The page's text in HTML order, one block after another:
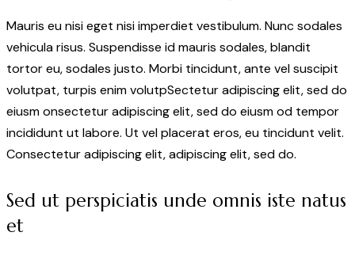
Mauris eu nisi eget nisi imperdiet vestibulum. Nunc sodales
vehicula risus. Suspendisse id mauris sodales, blandit
tortor eu, sodales justo. Morbi tincidunt, ante vel suscipit
volutpat, turpis enim volutpSectetur adipiscing elit, sed do
eiusm onsectetur adipiscing elit, sed do eiusm od tempor
incididunt ut labore. Ut vel placerat eros, eu tincidunt velit.
Consectetur adipiscing elit, adipiscing elit, sed do.
Sed ut perspiciatis unde omnis iste natus
et